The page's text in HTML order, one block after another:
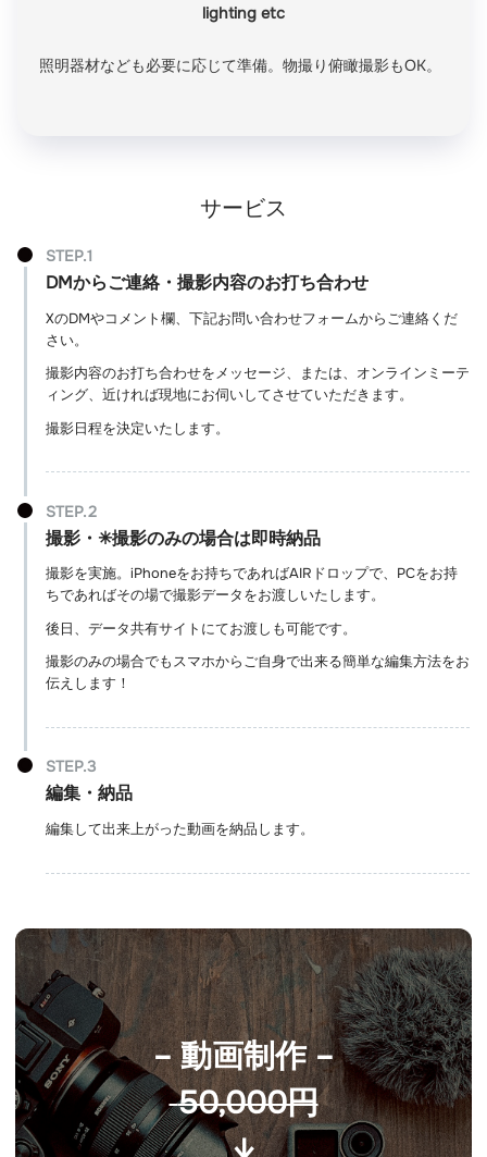
lighting etc
照明器材なども必要に応じて準備。物撮り俯瞰撮影もOK。
サービス
DMからご連絡・撮影内容のお打ち合わせ
XのDMやコメント欄、下記お問い合わせフォームからご連絡くだ
さい。
撮影内容のお打ち合わせをメッセージ、または、オンラインミーテ
ィング、近ければ現地にお伺いしてさせていただきます。
撮影日程を決定いたします。
撮影・✳︎撮影のみの場合は即時納品
撮影を実施。iPhoneをお持ちであればAIRドロップで、PCをお持
ちであればその場で撮影データをお渡しいたします。
後日、データ共有サイトにてお渡しも可能です。
撮影のみの場合でもスマホからご自身で出来る簡単な編集方法をお
伝えします！
編集・納品
編集して出来上がった動画を納品します。
– 動画制作 –
50,000円